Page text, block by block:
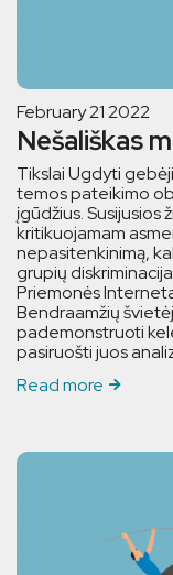
February 21 2022
Nešališkas
Tikslai Ugdyti
temos pateikimo
įgūdžius. Susijusios
kritikuojamam
nepasitenkinimą,
grupių
Priemonės
Bendraamžių
pademonstruoti
pasiruošti juos
Read more